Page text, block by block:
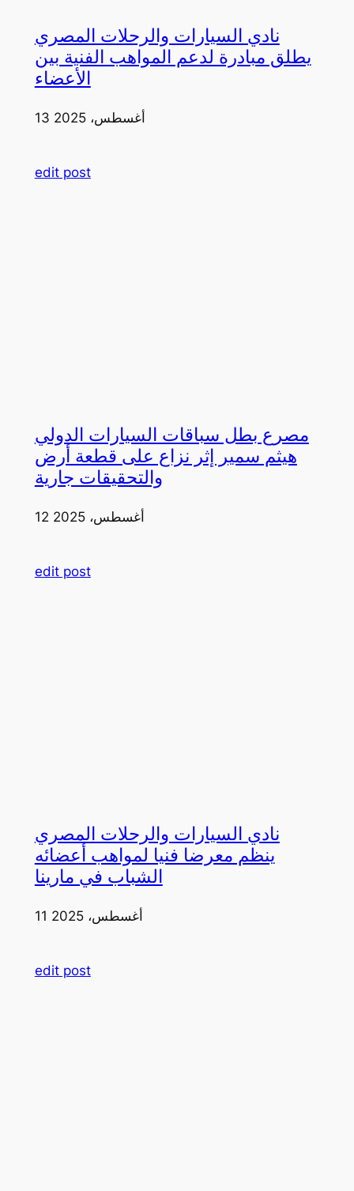
نادي السيارات والرحلات المصري
يطلق مبادرة لدعم المواهب الفنية بين
الأعضاء
13 أغسطس، 2025
edit post
مصرع بطل سباقات السيارات الدولي
هيثم سمير إثر نزاع على قطعة أرض
والتحقيقات جارية
12 أغسطس، 2025
edit post
نادي السيارات والرحلات المصري
ينظم معرضا فنيا لمواهب أعضائه
الشباب في مارينا
11 أغسطس، 2025
edit post